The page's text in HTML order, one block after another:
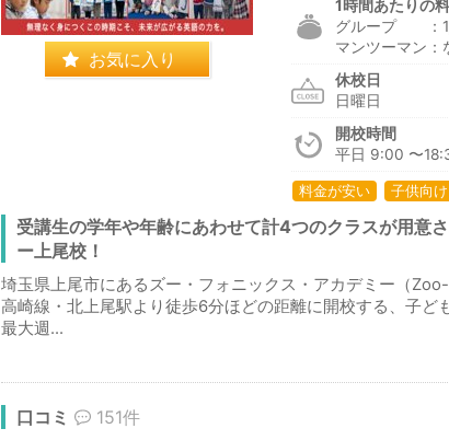
お気に入り
1時間あたりの
グループ ：
マンツーマン：
休校日
日曜日
開校時間
平日 9:00 〜
料金が安い 子供向
受講生の学年や年齢にあわせて計4つのクラスが用意
ー上尾校！
埼玉県上尾市にあるズー・フォニックス・アカデミー（
高崎線・北上尾駅より徒歩6分ほどの距離に開校する、子ど
最大週...
口コミ 151件